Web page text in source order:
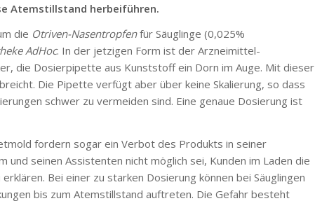
Atemstillstand herbeiführen.
die Otriven-Nasentropfenfür Säuglinge (0,025%
AdHoc. In der jetzigen Form ist der Arzneimittel-
die Dosierpipette aus Kunststoff ein Dorn im Auge. Mit dieser
Die Pipette verfügt aber über keine Skalierung, so dass
schwer zu vermeiden sind. Eine genaue Dosierung ist
fordern sogar ein Verbot des Produkts in seiner
und seinen Assistenten nicht möglich sei, Kunden im Laden die
Bei einer zu starken Dosierung können bei Säuglingen
bis zum Atemstillstand auftreten. Die Gefahr besteht